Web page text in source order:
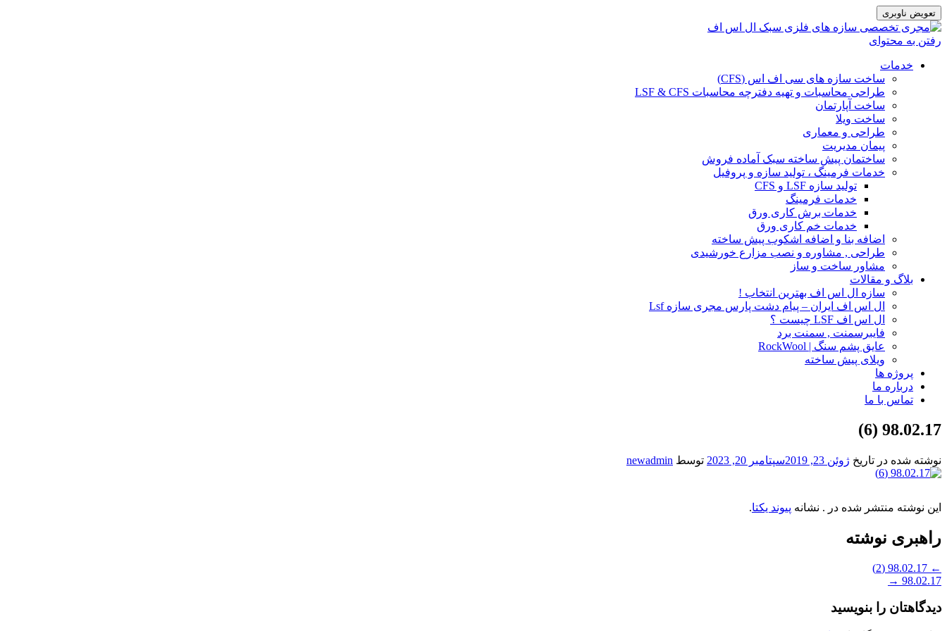
تعویض ناوبری
رفتن به محتوای
خدمات
ساخت سازه های سی اف اس (CFS)
طراحی محاسبات و تهیه دفترچه محاسبات LSF & CFS
ساخت آپارتمان
ساخت ویلا
طراحی و معماری
پیمان مدیریت
ساختمان پیش ساخته سبک آماده فروش
خدمات فرمینگ ، تولید سازه و پروفیل
تولید سازه LSF و CFS
خدمات فرمینگ
خدمات برش کاری ورق
خدمات خم کاری ورق
اضافه بنا و اضافه اشکوب پیش ساخته
طراحی , مشاوره و نصب مزارع خورشیدی
مشاور ساخت و ساز
بلاگ و مقالات
سازه ال اس اف بهترین انتخاب !
ال اس اف ایران – پیام دشت پارس مجری سازه Lsf
ال اس اف LSF چیست ؟
فایبرسمنت , سمنت برد
عایق پشم سنگ | RockWool
ویلای پیش ساخته
پروژه ها
درباره ما
تماس با ما
98.02.17 (6)
نوشته شده در تاریخ ژوئن 23, 2019 سپتامبر 20, 2023 توسط newadmin
این نوشته منتشر شده در . نشانه پیوند یکتا.
راهبری نوشته
←
98.02.17
→
دیدگاهتان را بنویسید